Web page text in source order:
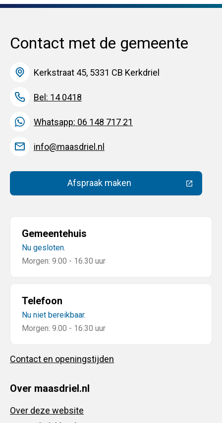
Contact met de gemeente
Kerkstraat 45, 5331 CB Kerkdriel
Bel: 14 0418
Whatsapp: 06 148 717 21
info@maasdriel.nl
Afspraak maken(Deze link gaat naar een
Gemeentehuis
Nu gesloten.
Morgen: 9.00 - 16.30 uur
Telefoon
Nu niet bereikbaar.
Morgen: 9.00 - 16.30 uur
Contact en openingstijden
Over maasdriel.nl
Over deze website